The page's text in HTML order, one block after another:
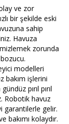
ve zor
bir şekilde eski
sahip
Havuza
zorunda
modelleri
bakım işlerini
pırıl pırıl
Robotik havuz
garantilerle gelir.
bakımı kolaydır.